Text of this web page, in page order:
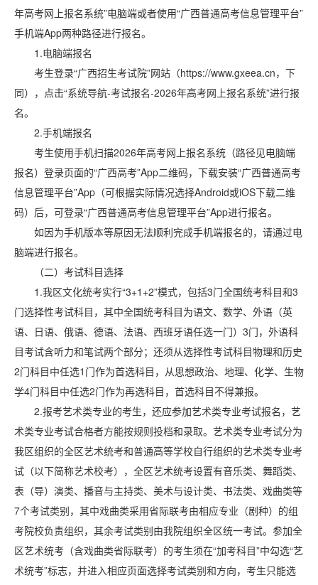
年高考网上报名系统”电脑端或者使用“广西普通高考信息管理平台”
手机端App两种路径进行报名。
1.电脑端报名
考生登录“广西招生考试院”网站（https://www.gxeea.cn，下
同），点击“系统导航-考试报名-2026年高考网上报名系统”进行报
名。
2.手机端报名
考生使用手机扫描2026年高考网上报名系统（路径见电脑端
报名）登录页面的“广西高考”App二维码，下载安装“广西普通高考
信息管理平台”App（可根据实际情况选择Android或iOS下载二维
码）后，可登录“广西普通高考信息管理平台”App进行报名。
如因为手机版本等原因无法顺利完成手机端报名的，请通过电
脑端进行报名。
（二）考试科目选择
1.我区文化统考实行“3+1+2”模式，包括3门全国统考科目和3
门选择性考试科目，其中全国统考科目为语文、数学、外语（英
语、日语、俄语、德语、法语、西班牙语任选一门）3门，外语科
目考试含听力和笔试两个部分；还须从选择性考试科目物理和历史
2门科目中任选1门作为首选科目，从思想政治、地理、化学、生物
学4门科目中任选2门作为再选科目，首选科目不得兼报。
2.报考艺术类专业的考生，还应参加艺术类专业考试报名，艺
术类专业考试合格者方能按规则投档和录取。艺术类专业考试分为
我区组织的全区艺术统考和普通高等学校自行组织的艺术类专业考
试（以下简称艺术校考），全区艺术统考设置有音乐类、舞蹈类、
表（导）演类、播音与主持类、美术与设计类、书法类、戏曲类等
7个考试类别，其中戏曲类采用省际联考由相应专业（剧种）的组
考院校负责组织，其余考试类别由我院组织全区统一考试。参加全
区艺术统考（含戏曲类省际联考）的考生须在“加考科目”中勾选“艺
术统考”标志，并进入相应页面选择考试类别和方向，考生只能选